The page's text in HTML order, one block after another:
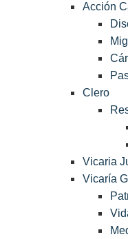
Acción
Clero
Vicaria
Vicaría